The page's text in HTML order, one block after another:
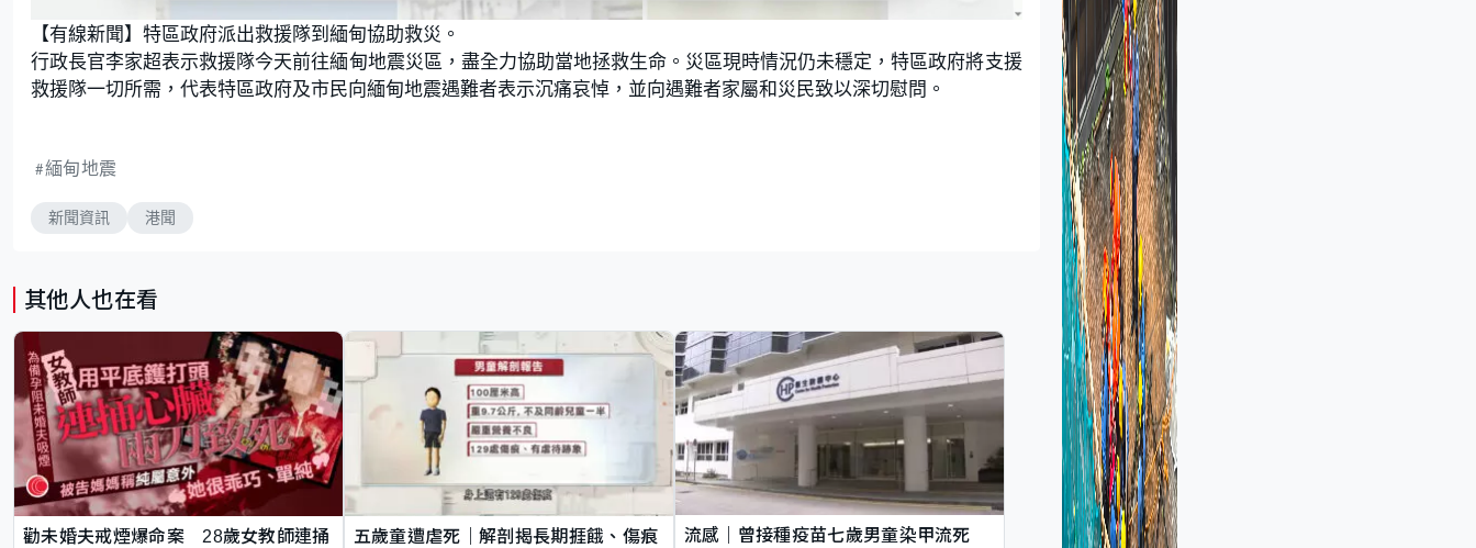
【有線新聞】特區政府派出救援隊到緬甸協助救災。
行政長官李家超表示救援隊今天前往緬甸地震災區，盡全力協助當地拯救生命。災區現時情況仍未穩定，特區政府將支援
救援隊一切所需，代表特區政府及市民向緬甸地震遇難者表示沉痛哀悼，並向遇難者家屬和災民致以深切慰問。
緬甸地震
新聞資訊 港聞
其他人也在看
勸未婚夫戒煙爆命案 28歲女教師連捅
五歲童遭虐死｜解剖揭長期捱餓、傷痕
流感｜曾接種疫苗七歲男童染甲流死